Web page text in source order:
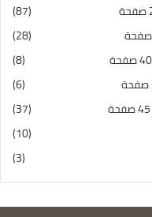
(87)
(28)
(8)
(6)
(37)
(10)
(3)